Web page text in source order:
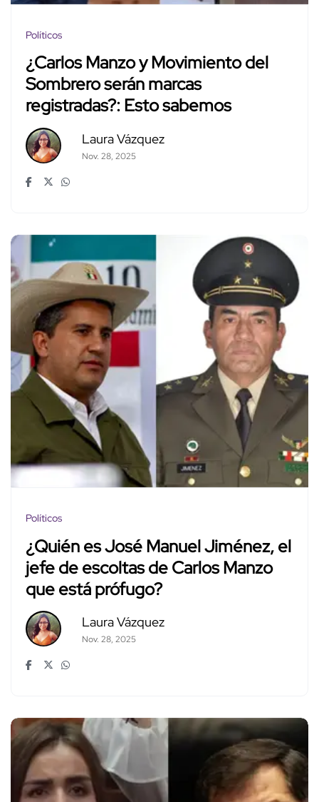
Políticos
¿Carlos Manzo y Movimiento del
Sombrero serán marcas
registradas?: Esto sabemos
Laura Vázquez
Nov. 28, 2025
Políticos
¿Quién es José Manuel Jiménez, el
jefe de escoltas de Carlos Manzo
que está prófugo?
Laura Vázquez
Nov. 28, 2025